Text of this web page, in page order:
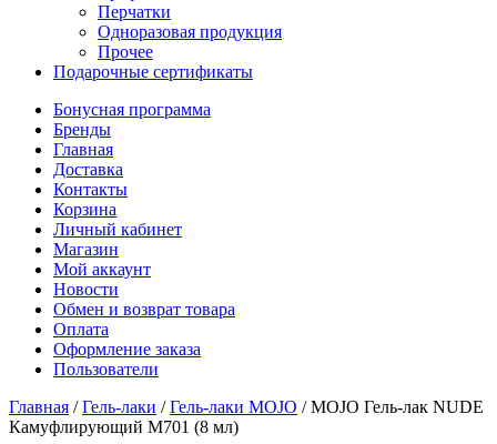
Перчатки
Одноразовая продукция
Прочее
Подарочные сертификаты
Бонусная программа
Бренды
Главная
Доставка
Контакты
Корзина
Личный кабинет
Магазин
Мой аккаунт
Новости
Обмен и возврат товара
Оплата
Оформление заказа
Пользователи
Главная /Гель-лаки /Гель-лаки MOJO /MOJO Гель-лак NUDE
Камуфлирующий M701 (8 мл)